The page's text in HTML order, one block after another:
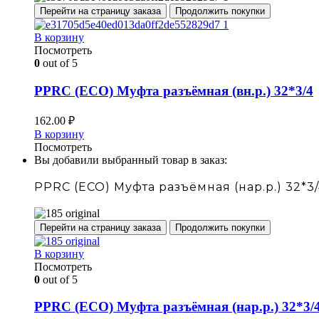
Перейти на страницу заказа Продолжить покупки
В корзину
Посмотреть
0 out of 5
PPRC (ECO) Муфта разъёмная (вн.р.) 32*3/4
162.00 ₽
В корзину
Посмотреть
Вы добавили выбранный товар в заказ:
PPRC (ECO) Муфта разъёмная (нар.р.)
Перейти на страницу заказа Продолжить покупки
В корзину
Посмотреть
0 out of 5
PPRC (ECO) Муфта разъёмная (нар.р.) 32*3/